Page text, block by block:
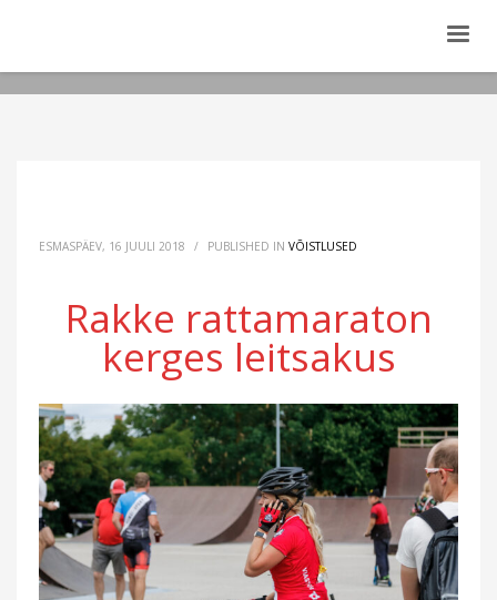
ESMASPÄEV, 16 JUULI 2018 / PUBLISHED IN VÕISTLUSED
Rakke rattamaraton
kerges leitsakus